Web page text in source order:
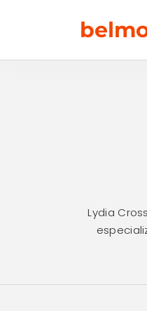
Lydia